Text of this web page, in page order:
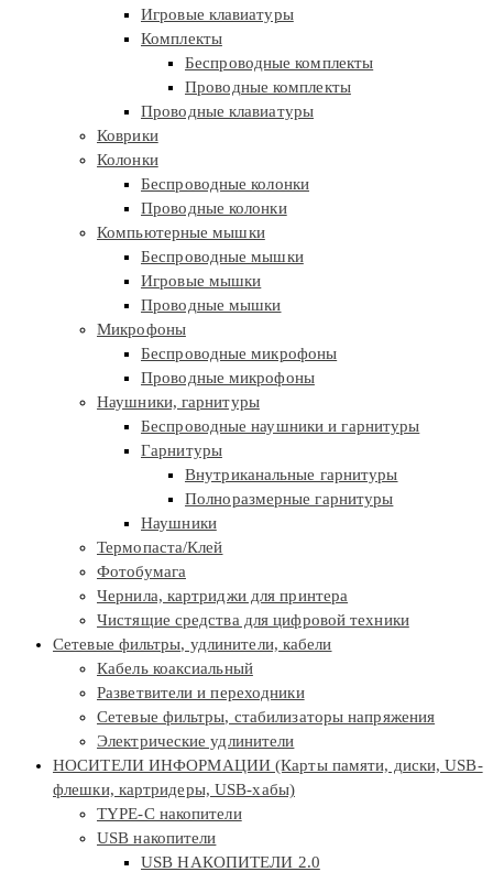
Игровые клавиатуры
Комплекты
Беспроводные комплекты
Проводные комплекты
Проводные клавиатуры
Коврики
Колонки
Беспроводные колонки
Проводные колонки
Компьютерные мышки
Беспроводные мышки
Игровые мышки
Проводные мышки
Микрофоны
Беспроводные микрофоны
Проводные микрофоны
Наушники, гарнитуры
Беспроводные наушники и гарнитуры
Гарнитуры
Внутриканальные гарнитуры
Полноразмерные гарнитуры
Наушники
Термопаста/Клей
Фотобумага
Чернила, картриджи для принтера
Чистящие средства для цифровой техники
Сетевые фильтры, удлинители, кабели
Кабель коаксиальный
Разветвители и переходники
Сетевые фильтры, стабилизаторы напряжения
Электрические удлинители
НОСИТЕЛИ ИНФОРМАЦИИ (Карты памяти, диски, USB-
флешки, картридеры, USB-хабы)
TYPE-C накопители
USB накопители
USB НАКОПИТЕЛИ 2.0